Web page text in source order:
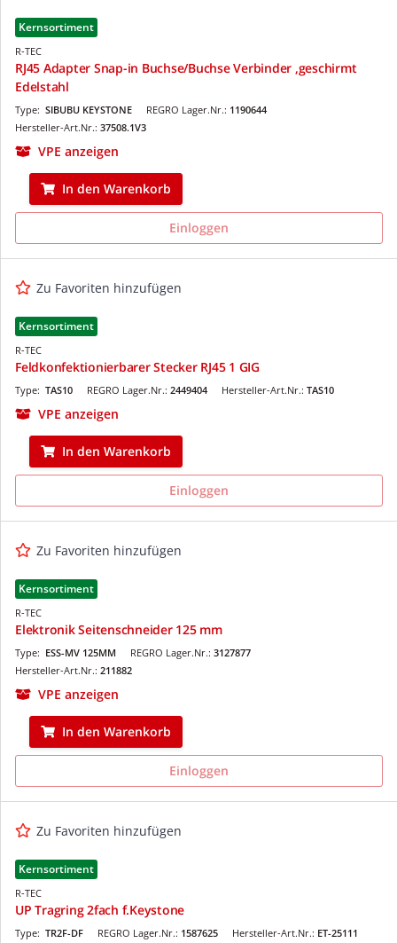
Kernsortiment
R-TEC
RJ45 Adapter Snap-in Buchse/Buchse Verbinder ,geschirmt
Edelstahl
REGRO Lager.Nr.: 1190644
Type: SIBUBU KEYSTONE
Hersteller-Art.Nr.: 37508.1V3
VPE anzeigen
In den Warenkorb
Einloggen
Zu Favoriten hinzufügen
Kernsortiment
R-TEC
Feldkonfektionierbarer Stecker RJ45 1 GIG
REGRO Lager.Nr.: 2449404
Type: TAS10 Hersteller-Art.Nr.: TAS10
VPE anzeigen
In den Warenkorb
Einloggen
Zu Favoriten hinzufügen
Kernsortiment
R-TEC
Elektronik Seitenschneider 125 mm
REGRO Lager.Nr.: 3127877
Type: ESS-MV 125MM
Hersteller-Art.Nr.: 211882
VPE anzeigen
In den Warenkorb
Einloggen
Zu Favoriten hinzufügen
Kernsortiment
R-TEC
UP Tragring 2fach f.Keystone
REGRO Lager.Nr.: 1587625
Type: TR2F-DF Hersteller-Art.Nr.: ET-25111